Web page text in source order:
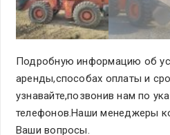
Подробную информацию об
аренды,способах оплаты и
узнавайте,позвонив нам по
телефонов.Наши менеджеры
Ваши вопросы.